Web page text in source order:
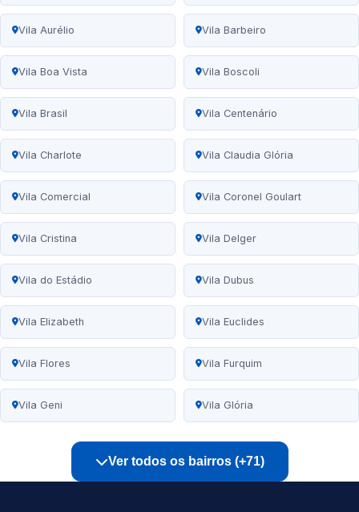
Vila Aurélio Vila Barbeiro
Vila Boa Vista Vila Boscoli
Vila Brasil Vila Centenário
Vila Charlote Vila Claudia Glória
Vila Comercial Vila Coronel Goulart
Vila Cristina Vila Delger
Vila do Estádio Vila Dubus
Vila Elizabeth Vila Euclides
Vila Flores Vila Furquim
Vila Geni Vila Glória
Ver todos os bairros (+71)